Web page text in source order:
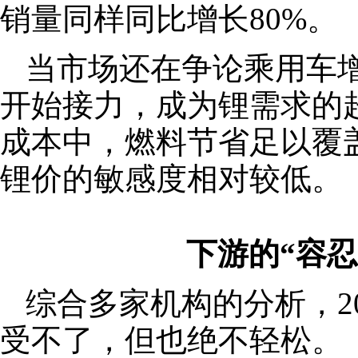
销量同样同比增长80%。
当市场还在争论乘用车
开始接力，成为锂需求的
成本中，燃料节省足以
锂价的敏感度相对较低。
下游的“容
综合多家机构的分析，
受不了，但也绝不轻松。